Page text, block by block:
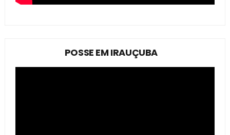
POSSE EM IRAUÇUBA